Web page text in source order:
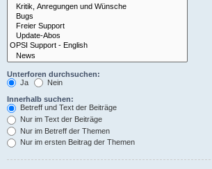
Unterforen durchsuchen:
Ja
Nein
Innerhalb suchen:
Betreff und Text der Beiträge
Nur im Text der Beiträge
Nur im Betreff der Themen
Nur im ersten Beitrag der Themen